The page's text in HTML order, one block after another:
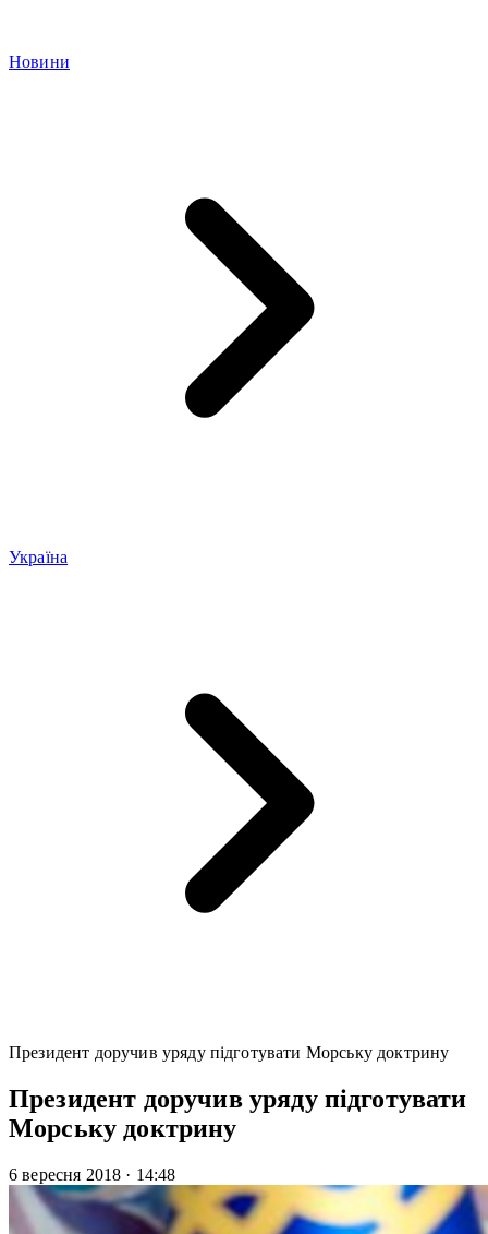
Новини
Україна
Президент доручив уряду підготувати Морську доктрину
Президент доручив уряду підготувати
Морську доктрину
6 вересня 2018 · 14:48